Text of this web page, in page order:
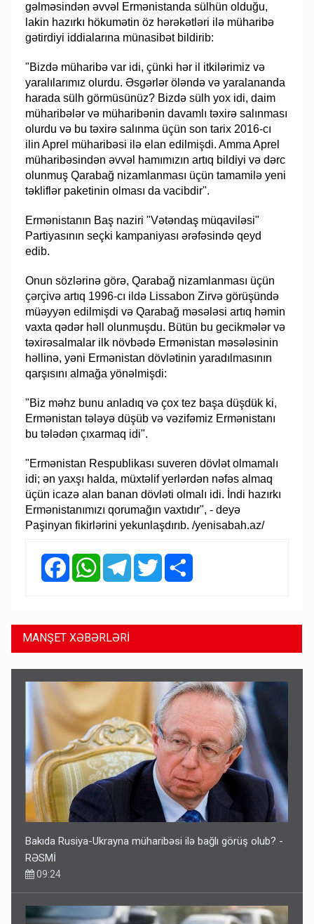
gəlməsindən əvvəl Ermənistanda sülhün olduğu,
lakin hazırkı hökumətin öz hərəkətləri ilə müharibə
gətirdiyi iddialarına münasibət bildirib:
"Bizdə müharibə var idi, çünki hər il itkilərimiz və
yaralılarımız olurdu. Əsgərlər öləndə və yaralananda
harada sülh görmüsünüz? Bizdə sülh yox idi, daim
müharibələr və müharibənin davamlı təxirə salınması
olurdu və bu təxirə salınma üçün son tarix 2016-cı
ilin Aprel müharibəsi ilə elan edilmişdi. Amma Aprel
müharibəsindən əvvəl hamımızın artıq bildiyi və dərc
olunmuş Qarabağ nizamlanması üçün tamamilə yeni
təkliflər paketinin olması da vacibdir".
Ermənistanın Baş naziri "Vətəndaş müqaviləsi"
Partiyasının seçki kampaniyası ərəfəsində qeyd
edib.
Onun sözlərinə görə, Qarabağ nizamlanması üçün
çərçivə artıq 1996-cı ildə Lissabon Zirvə görüşündə
müəyyən edilmişdi və Qarabağ məsələsi artıq həmin
vaxta qədər həll olunmuşdu. Bütün bu gecikmələr və
təxirəsalmalar ilk növbədə Ermənistan məsələsinin
həllinə, yəni Ermənistan dövlətinin yaradılmasının
qarşısını almağa yönəlmişdi:
"Biz məhz bunu anladıq və çox tez başa düşdük ki,
Ermənistan tələyə düşüb və vəzifəmiz Ermənistanı
bu tələdən çıxarmaq idi".
"Ermənistan Respublikası suveren dövlət olmamalı
idi; ən yaxşı halda, müxtəlif yerlərdən nəfəs almaq
üçün icazə alan banan dövləti olmalı idi. İndi hazırkı
Ermənistanımızı qorumağın vaxtıdır", - deyə
Paşinyan fikirlərini yekunlaşdırıb. /yenisabah.az/
FacebookWhatsAppTelegramTwitter
MANŞET XƏBƏRLƏRİ
Bakıda Rusiya-Ukrayna müharibəsi ilə bağlı görüş olub? -
RƏSMİ
09:24